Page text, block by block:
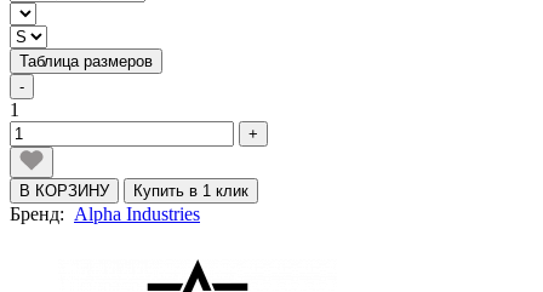
Таблица размеров
-
1
+
В КОРЗИНУ Купить в 1 клик
Бренд: Alpha Industries